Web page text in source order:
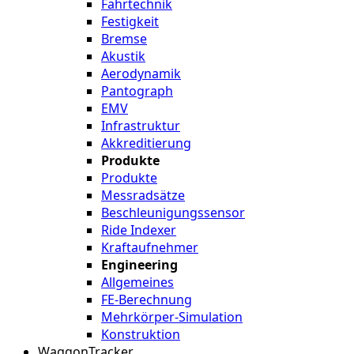
Fahrtechnik
Festigkeit
Bremse
Akustik
Aerodynamik
Pantograph
EMV
Infrastruktur
Akkreditierung
Produkte
Produkte
Messradsätze
Beschleunigungssensor
Ride Indexer
Kraftaufnehmer
Engineering
Allgemeines
FE-Berechnung
Mehrkörper-Simulation
Konstruktion